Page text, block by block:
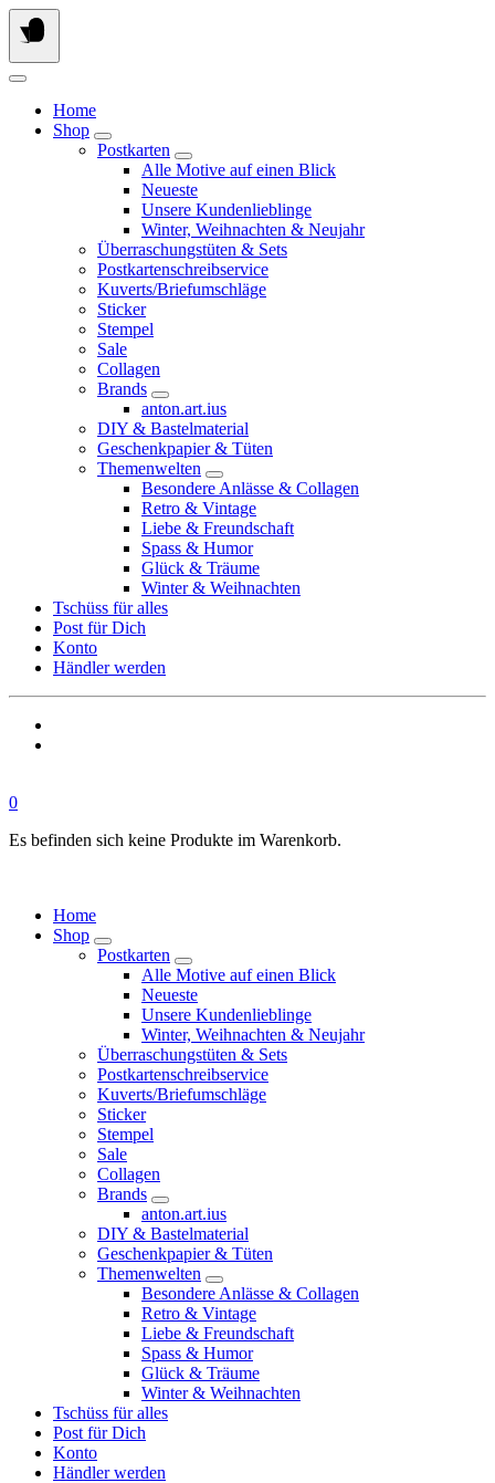
Springe
zum
Inhalt
Home
Shop
Postkarten
Alle Motive auf einen Blick
Neueste
Unsere Kundenlieblinge
Winter, Weihnachten & Neujahr
Überraschungstüten & Sets
Postkartenschreibservice
Kuverts/Briefumschläge
Sticker
Stempel
Sale
Collagen
Brands
anton.art.ius
DIY & Bastelmaterial
Geschenkpapier & Tüten
Themenwelten
Besondere Anlässe & Collagen
Retro & Vintage
Liebe & Freundschaft
Spass & Humor
Glück & Träume
Winter & Weihnachten
Tschüss für alles
Post für Dich
Konto
Händler werden
0
Es befinden sich keine Produkte im Warenkorb.
Home
Shop
Postkarten
Alle Motive auf einen Blick
Neueste
Unsere Kundenlieblinge
Winter, Weihnachten & Neujahr
Überraschungstüten & Sets
Postkartenschreibservice
Kuverts/Briefumschläge
Sticker
Stempel
Sale
Collagen
Brands
anton.art.ius
DIY & Bastelmaterial
Geschenkpapier & Tüten
Themenwelten
Besondere Anlässe & Collagen
Retro & Vintage
Liebe & Freundschaft
Spass & Humor
Glück & Träume
Winter & Weihnachten
Tschüss für alles
Post für Dich
Konto
Händler werden